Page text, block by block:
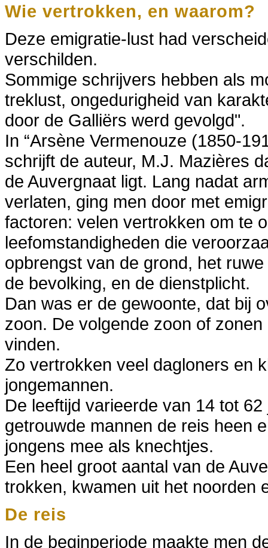
Wie vertrokken, en waarom?
Deze emigratie-lust had
verschilden.
Sommige schrijvers hebben als
treklust, ongedurigheid van
door de Galliërs werd gevolgd".
In “Arsène Vermenouze (1850-
schrijft de auteur, M.J. Mazières
de Auvergnaat ligt. Lang nadat
verlaten, ging men door met
factoren: velen vertrokken om te
leefomstandigheden die
opbrengst van de grond, het
de bevolking, en de dienstplicht.
Dan was er de gewoonte, dat bij
zoon. De volgende zoon of
vinden.
Zo vertrokken veel dagloners en
jongemannen.
De leeftijd varieerde van 14 tot
getrouwde mannen de reis heen
jongens mee als knechtjes.
Een heel groot aantal van de
trokken, kwamen uit het noorden
De reis
In de beginperiode maakte men